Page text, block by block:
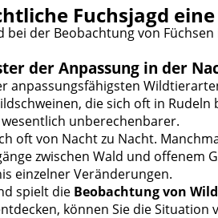
Fuchsjagd
bei der Beobachtung von
der Anpassung in der
anpassungsfähigsten
die sich oft in
unberechenbarer.
oft von Nacht zu Nacht.
zwischen Wald und offenem
einzelner Veränderungen.
spielt die Beobachtung von
können Sie die Situation